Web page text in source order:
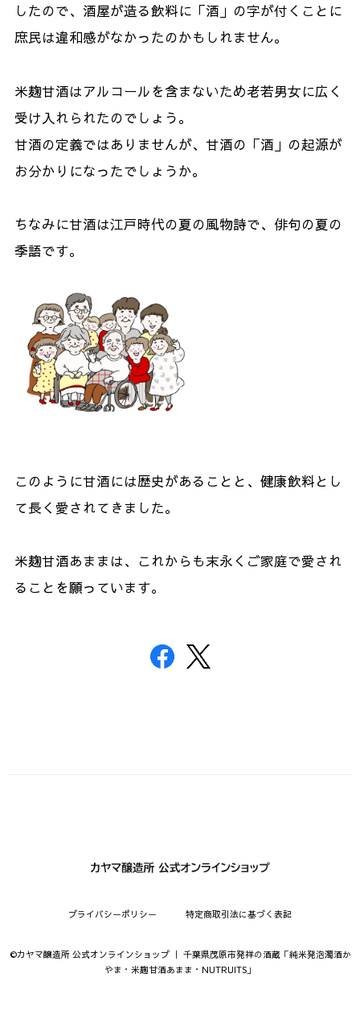
したので、酒屋が造る飲料に「酒」の字が付くことに
庶民は違和感がなかったのかもしれません。
米麹甘酒はアルコールを含まないため老若男女に広く
受け入れられたのでしょう。
甘酒の定義ではありませんが、甘酒の「酒」の起源が
お分かりになったでしょうか。
ちなみに甘酒は江戸時代の夏の風物詩で、俳句の夏の
季語です。
このように甘酒には歴史があることと、健康飲料とし
て長く愛されてきました。
米麹甘酒あままは、これからも末永くご家庭で愛され
ることを願っています。
プライバシーポリシー 特定商取引法に基づく表記
©︎カヤマ醸造所 公式オンラインショップ ｜ 千葉県茂原市発祥の酒蔵「純米発泡濁酒か
やま・米麹甘酒あまま・NUTRUITS」